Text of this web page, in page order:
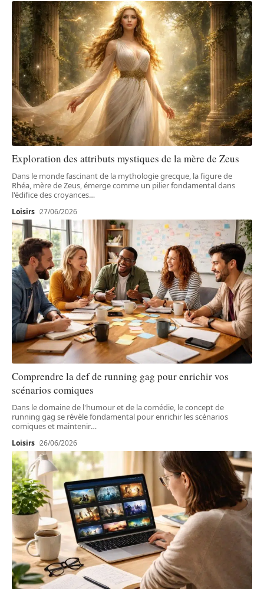
Exploration des attributs mystiques de la mère de Zeus
Dans le monde fascinant de la mythologie grecque, la figure de
Rhéa, mère de Zeus, émerge comme un pilier fondamental dans
l'édifice des croyances…
Loisirs 27/06/2026
Comprendre la def de running gag pour enrichir vos
scénarios comiques
Dans le domaine de l'humour et de la comédie, le concept de
running gag se révèle fondamental pour enrichir les scénarios
comiques et maintenir…
Loisirs 26/06/2026